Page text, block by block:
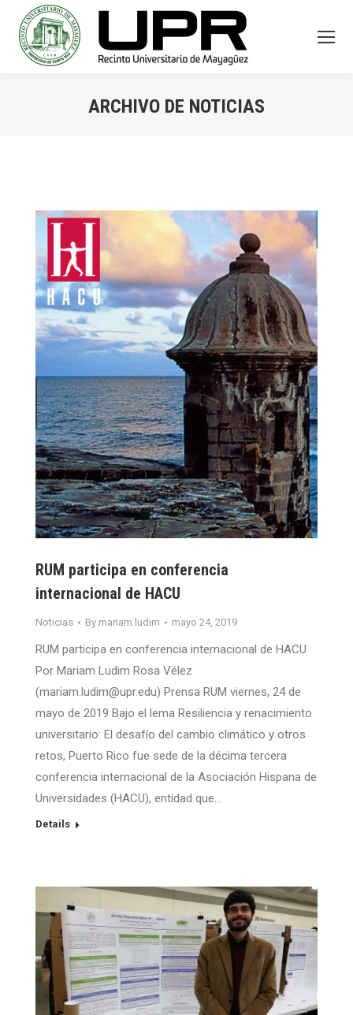
ARCHIVO DE NOTICIAS
RUM participa en conferencia
internacional de HACU
Noticias By mariam.ludim mayo 24, 2019
RUM participa en conferencia internacional de HACU
Por Mariam Ludim Rosa Vélez
(mariam.ludim@upr.edu) Prensa RUM viernes, 24 de
mayo de 2019 Bajo el lema Resiliencia y renacimiento
universitario: El desafío del cambio climático y otros
retos, Puerto Rico fue sede de la décima tercera
conferencia internacional de la Asociación Hispana de
Universidades (HACU), entidad que…
Details